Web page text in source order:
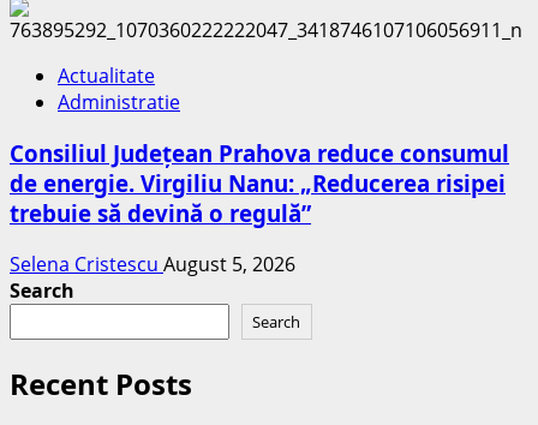
Actualitate
Administratie
Consiliul Județean Prahova reduce consumul
de energie. Virgiliu Nanu: „Reducerea risipei
trebuie să devină o regulă”
Selena Cristescu August 5, 2026
Search
Search
Recent Posts